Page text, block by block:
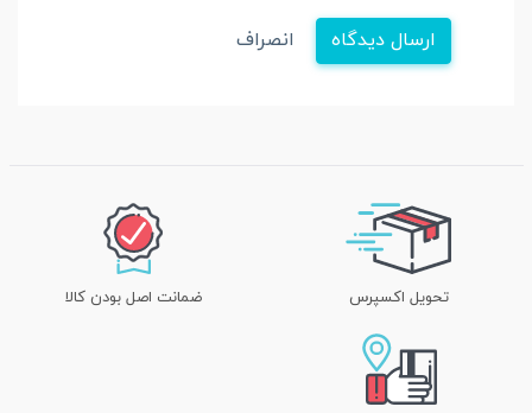
ارسال دیدگاه انصراف
تحویل اکسپرس ضمانت اصل بودن کالا